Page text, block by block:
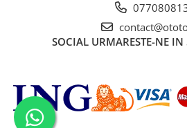
SOCIAL URMARESTE-NE